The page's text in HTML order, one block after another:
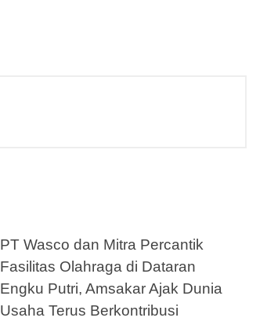
PT Wasco dan Mitra Percantik
Fasilitas Olahraga di Dataran
Engku Putri, Amsakar Ajak Dunia
Usaha Terus Berkontribusi